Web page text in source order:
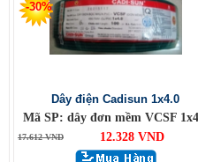
-30%
Dây điện Cadisun 1x4.0
Mã SP: dây đơn mềm VCSF
17.612 VND 12.328 VND